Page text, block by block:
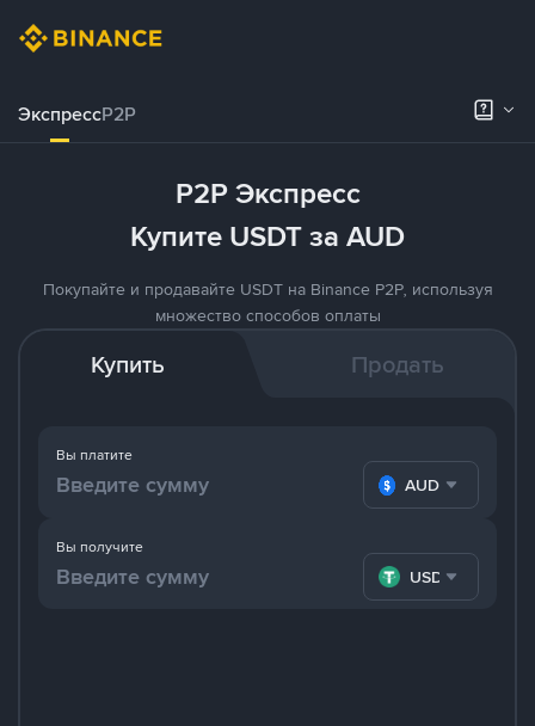
ЭкспрессP2P
P2P Экспресс
Купите USDT за AUD
Покупайте и продавайте USDT на Binance P2P, используя
множество способов оплаты
Купить Продать
Вы платите
AUD
Вы получите
USDT